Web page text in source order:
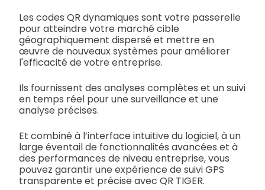
Les codes QR dynamiques sont votre passerelle
pour atteindre votre marché cible
géographiquement dispersé et mettre en
œuvre de nouveaux systèmes pour améliorer
l'efficacité de votre entreprise.
Ils fournissent des analyses complètes et un suivi
en temps réel pour une surveillance et une
analyse précises.
Et combiné à l’interface intuitive du logiciel, à un
large éventail de fonctionnalités avancées et à
des performances de niveau entreprise, vous
pouvez garantir une expérience de suivi GPS
transparente et précise avec QR TIGER.